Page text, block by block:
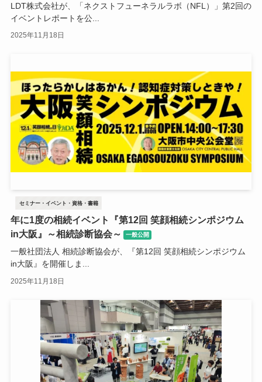
LDT株式会社が、「ネクストフューネラルラボ（NFL）」第2回の
イベントレポートを公...
2025年11月18日
セミナー・イベント・資格・書籍
年に1度の相続イベント『第12回 笑顔相続シンポジウム
in大阪』～相続診断協会～
一般公開
一般社団法人 相続診断協会が、『第12回 笑顔相続シンポジウム
in大阪』を開催しま...
2025年11月18日